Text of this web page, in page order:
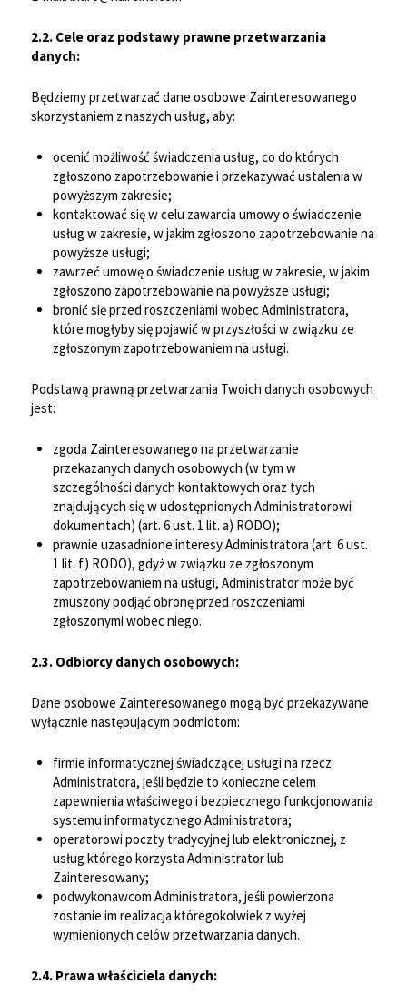
2.2. Cele oraz podstawy prawne przetwarzania
danych:
Będziemy przetwarzać dane osobowe Zainteresowanego
skorzystaniem z naszych usług, aby:
ocenić możliwość świadczenia usług, co do których
zgłoszono zapotrzebowanie i przekazywać ustalenia w
powyższym zakresie;
kontaktować się w celu zawarcia umowy o świadczenie
usług w zakresie, w jakim zgłoszono zapotrzebowanie na
powyższe usługi;
zawrzeć umowę o świadczenie usług w zakresie, w jakim
zgłoszono zapotrzebowanie na powyższe usługi;
bronić się przed roszczeniami wobec Administratora,
które mogłyby się pojawić w przyszłości w związku ze
zgłoszonym zapotrzebowaniem na usługi.
Podstawą prawną przetwarzania Twoich danych osobowych
jest:
zgoda Zainteresowanego na przetwarzanie
przekazanych danych osobowych (w tym w
szczególności danych kontaktowych oraz tych
znajdujących się w udostępnionych Administratorowi
dokumentach) (art. 6 ust. 1 lit. a) RODO);
prawnie uzasadnione interesy Administratora (art. 6 ust.
1 lit. f) RODO), gdyż w związku ze zgłoszonym
zapotrzebowaniem na usługi, Administrator może być
zmuszony podjąć obronę przed roszczeniami
zgłoszonymi wobec niego.
2.3. Odbiorcy danych osobowych:
Dane osobowe Zainteresowanego mogą być przekazywane
wyłącznie następującym podmiotom:
firmie informatycznej świadczącej usługi na rzecz
Administratora, jeśli będzie to konieczne celem
zapewnienia właściwego i bezpiecznego funkcjonowania
systemu informatycznego Administratora;
operatorowi poczty tradycyjnej lub elektronicznej, z
usług którego korzysta Administrator lub
Zainteresowany;
podwykonawcom Administratora, jeśli powierzona
zostanie im realizacja któregokolwiek z wyżej
wymienionych celów przetwarzania danych.
2.4. Prawa właściciela danych: